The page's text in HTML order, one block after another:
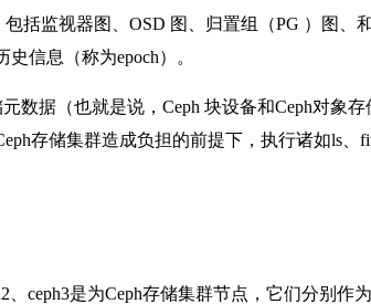
括监视器图、OSD 图、归置组（PG ）图、
信息（称为epoch）。
数据（也就是说，Ceph 块设备和Ceph对象
存储集群造成负担的前提下，执行诸如ls、
、ceph3是为Ceph存储集群节点，它们分别作